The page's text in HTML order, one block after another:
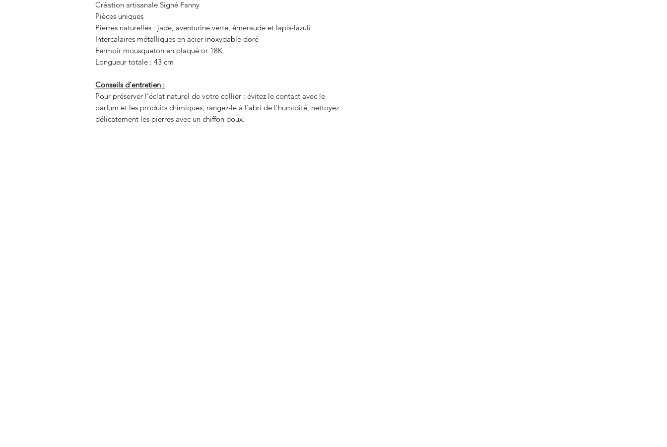
Création artisanale Signé Fanny
Pièces uniques
Pierres naturelles : jade, aventurine verte, émeraude et lapis-lazuli
Intercalaires métalliques en acier inoxydable doré
Fermoir mousqueton en plaqué or 18K
Longueur totale : 43 cm
Conseils d’entretien :
Pour préserver l’éclat naturel de votre collier : évitez le contact avec le
parfum et les produits chimiques, rangez-le à l’abri de l’humidité, nettoyez
délicatement les pierres avec un chiffon doux.